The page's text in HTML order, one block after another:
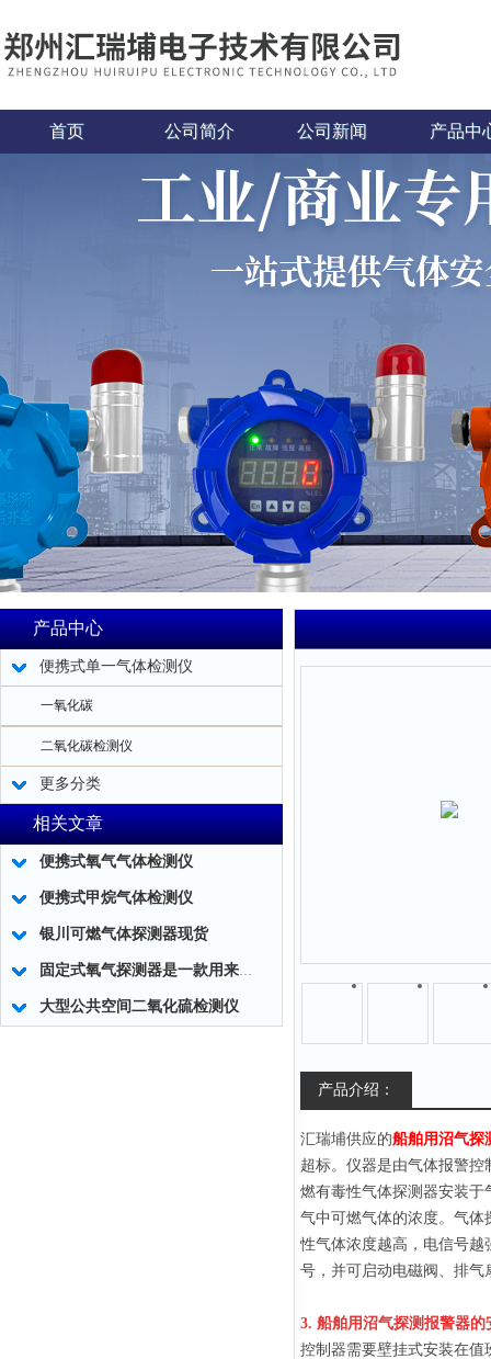
首页 公司简介 公司新闻 产品中
产品中心
便携式单一气体检测仪
一氧化碳
二氧化碳检测仪
更多分类
相关文章
便携式氧气气体检测仪
便携式甲烷气体检测仪
银川可燃气体探测器现货
固定式氧气探测器是一款用来检测氧气气体浓度的安全仪器
大型公共空间二氧化硫检测仪
产品介绍：
汇瑞埔供应的船舶用沼气探
超标。仪器是由气体报警
燃有毒性气体探测器安装
气中可燃气体的浓度。气
性气体浓度越高，电信号
号，并可启动电磁阀、排
3. 船舶用沼气探测报警器的
控制器需要壁挂式安装在值